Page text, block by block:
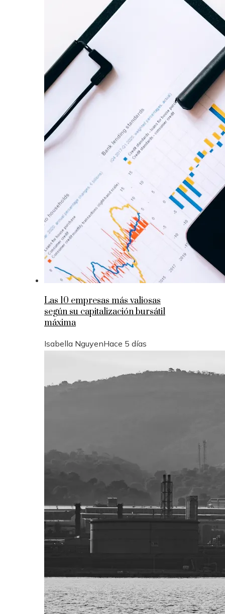
Las 10 empresas más valiosas
según su capitalización bursátil
máxima
Isabella NguyenHace 5 días